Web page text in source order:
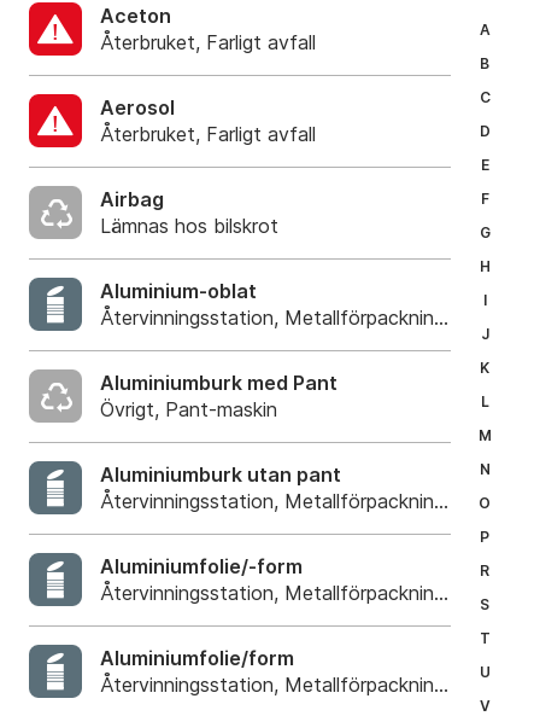
A
B
C
D
E
F
G
H
I
J
K
L
M
N
O
P
R
S
T
U
V
Aceton
Återbruket, Farligt avfall
Aerosol
Återbruket, Farligt avfall
Airbag
Lämnas hos bilskrot
Aluminium-oblat
Återvinningsstation, Metallförpackningar
Aluminiumburk med Pant
Övrigt, Pant-maskin
Aluminiumburk utan pant
Återvinningsstation, Metallförpackningar
Aluminiumfolie/-form
Återvinningsstation, Metallförpackningar
Aluminiumfolie/form
Återvinningsstation, Metallförpackningar